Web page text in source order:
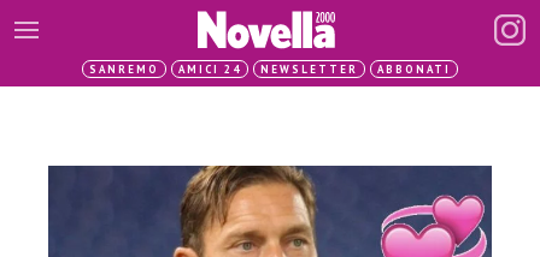
SANREMO AMICI 24 NEWSLETTER ABBONATI